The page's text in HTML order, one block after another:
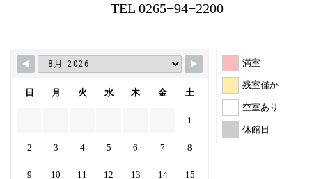
TEL 0265−94−2200
満室
残室僅か
空室あり
休館日
日 月 火 水 木 金 土
1
2 3 4 5 6 7 8
9 10 11 12 13 14 15